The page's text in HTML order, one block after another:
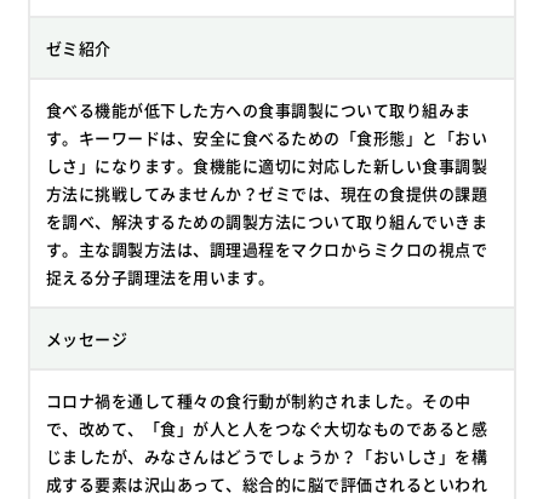
ゼミ紹介
食べる機能が低下した方への食事調製について取り組みま
す。キーワードは、安全に食べるための「食形態」と「おい
しさ」になります。食機能に適切に対応した新しい食事調製
方法に挑戦してみませんか？ゼミでは、現在の食提供の課題
を調べ、解決するための調製方法について取り組んでいきま
す。主な調製方法は、調理過程をマクロからミクロの視点で
捉える分子調理法を用います。
メッセージ
コロナ禍を通して種々の食行動が制約されました。その中
で、改めて、「食」が人と人をつなぐ大切なものであると感
じましたが、みなさんはどうでしょうか？「おいしさ」を構
成する要素は沢山あって、総合的に脳で評価されるといわれ